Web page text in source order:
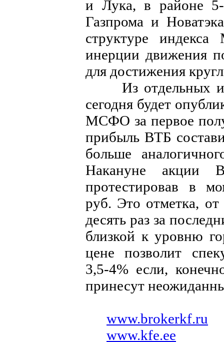
и Лука, в районе 5-
Газпрома и
структуре
инерции движения
для достижения
Из отдельных
сегодня будет
МСФО за первое
прибыль ВТБ
больше
Накануне акции
протестировав в
руб. Это отметка, от
десять раз за
близкой к уровню
цене позволит
3,5-4% если,
принесут
www.brokerkf.ru
www.kfe.ee